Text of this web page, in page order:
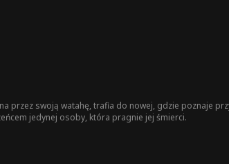
przez swoją watahę, trafia do nowej, gdzie poznaje
jedynej osoby, która pragnie jej śmierci.